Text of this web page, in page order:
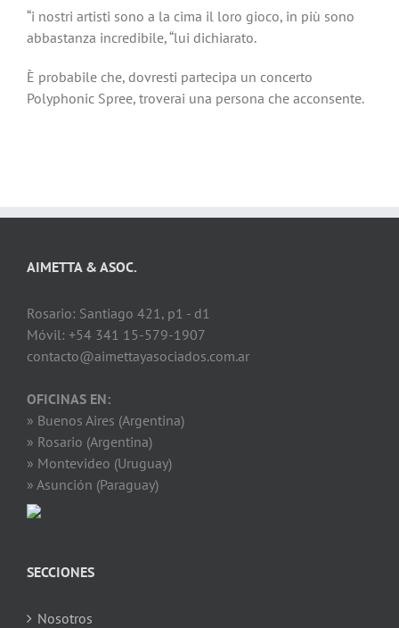
“i nostri artisti sono a la cima il loro gioco, in più sono
abbastanza incredibile, “lui dichiarato.
È probabile che, dovresti partecipa un concerto
Polyphonic Spree, troverai una persona che acconsente.
AIMETTA & ASOC.
Rosario: Santiago 421, p1 - d1
Móvil: +54 341 15-579-1907
contacto@aimettayasociados.com.ar
OFICINAS EN:
» Buenos Aires (Argentina)
» Rosario (Argentina)
» Montevideo (Uruguay)
» Asunción (Paraguay)
SECCIONES
Nosotros